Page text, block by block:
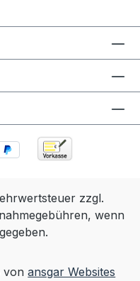
zzgl.
wenn
vonansgar Websites